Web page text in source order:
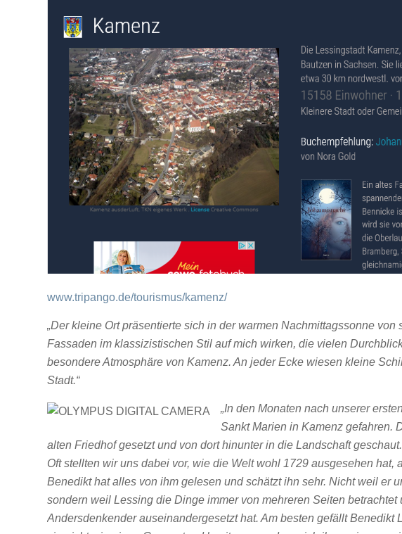
www.tripango.de/tourismus/kamenz/
„Der kleine Ort präsentierte sich in der warmen Nachmittagssonne
Fassaden im klassizistischen Stil auf mich wirken, die vielen
besondere Atmosphäre von Kamenz. An jeder Ecke wiesen kleine
Stadt.“
„In den Monaten nach unserer
Sankt Marien in Kamenz gefahren.
alten Friedhof gesetzt und von dort hinunter in die Landschaft
Oft stellten wir uns dabei vor, wie die Welt wohl 1729 ausgesehen hat,
Benedikt hat alles von ihm gelesen und schätzt ihn sehr. Nicht weil er
sondern weil Lessing die Dinge immer von mehreren Seiten betrachtet
Andersdenkender auseinandergesetzt hat. Am besten gefällt Benedikt